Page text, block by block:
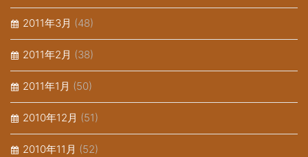
2011年3月 (48)
2011年2月 (38)
2011年1月 (50)
2010年12月 (51)
2010年11月 (52)